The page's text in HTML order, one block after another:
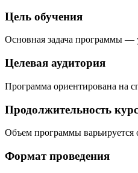
Цель обучения
Основная задача программы —
Целевая аудитория
Программа ориентирована на
Продолжительность
Объем программы варьируется
Формат проведения